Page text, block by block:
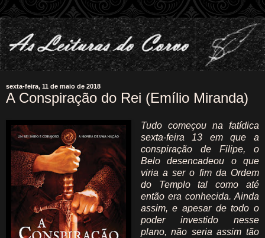
sexta-feira, 11 de maio de 2018
A Conspiração do Rei (Emílio Miranda)
Tudo começou na fatídica
sexta-feira 13 em que a
conspiração de Filipe, o
Belo desencadeou o que
viria a ser o fim da Ordem
do Templo tal como até
então era conhecida. Ainda
assim, e apesar de todo o
poder investido nesse
plano, não seria assim tão